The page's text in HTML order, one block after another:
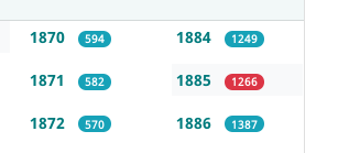
1870 594
1871 582
1872 570
1884 1249
1885 1266
1886 1387